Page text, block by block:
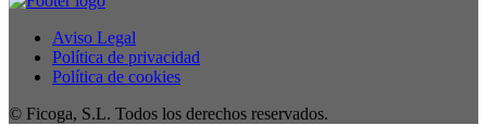
Aviso Legal
Política de privacidad
Política de cookies
© Ficoga, S.L. Todos los derechos reservados.